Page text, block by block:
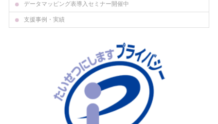
データマッピング表導入セミナー開催中
支援事例・実績